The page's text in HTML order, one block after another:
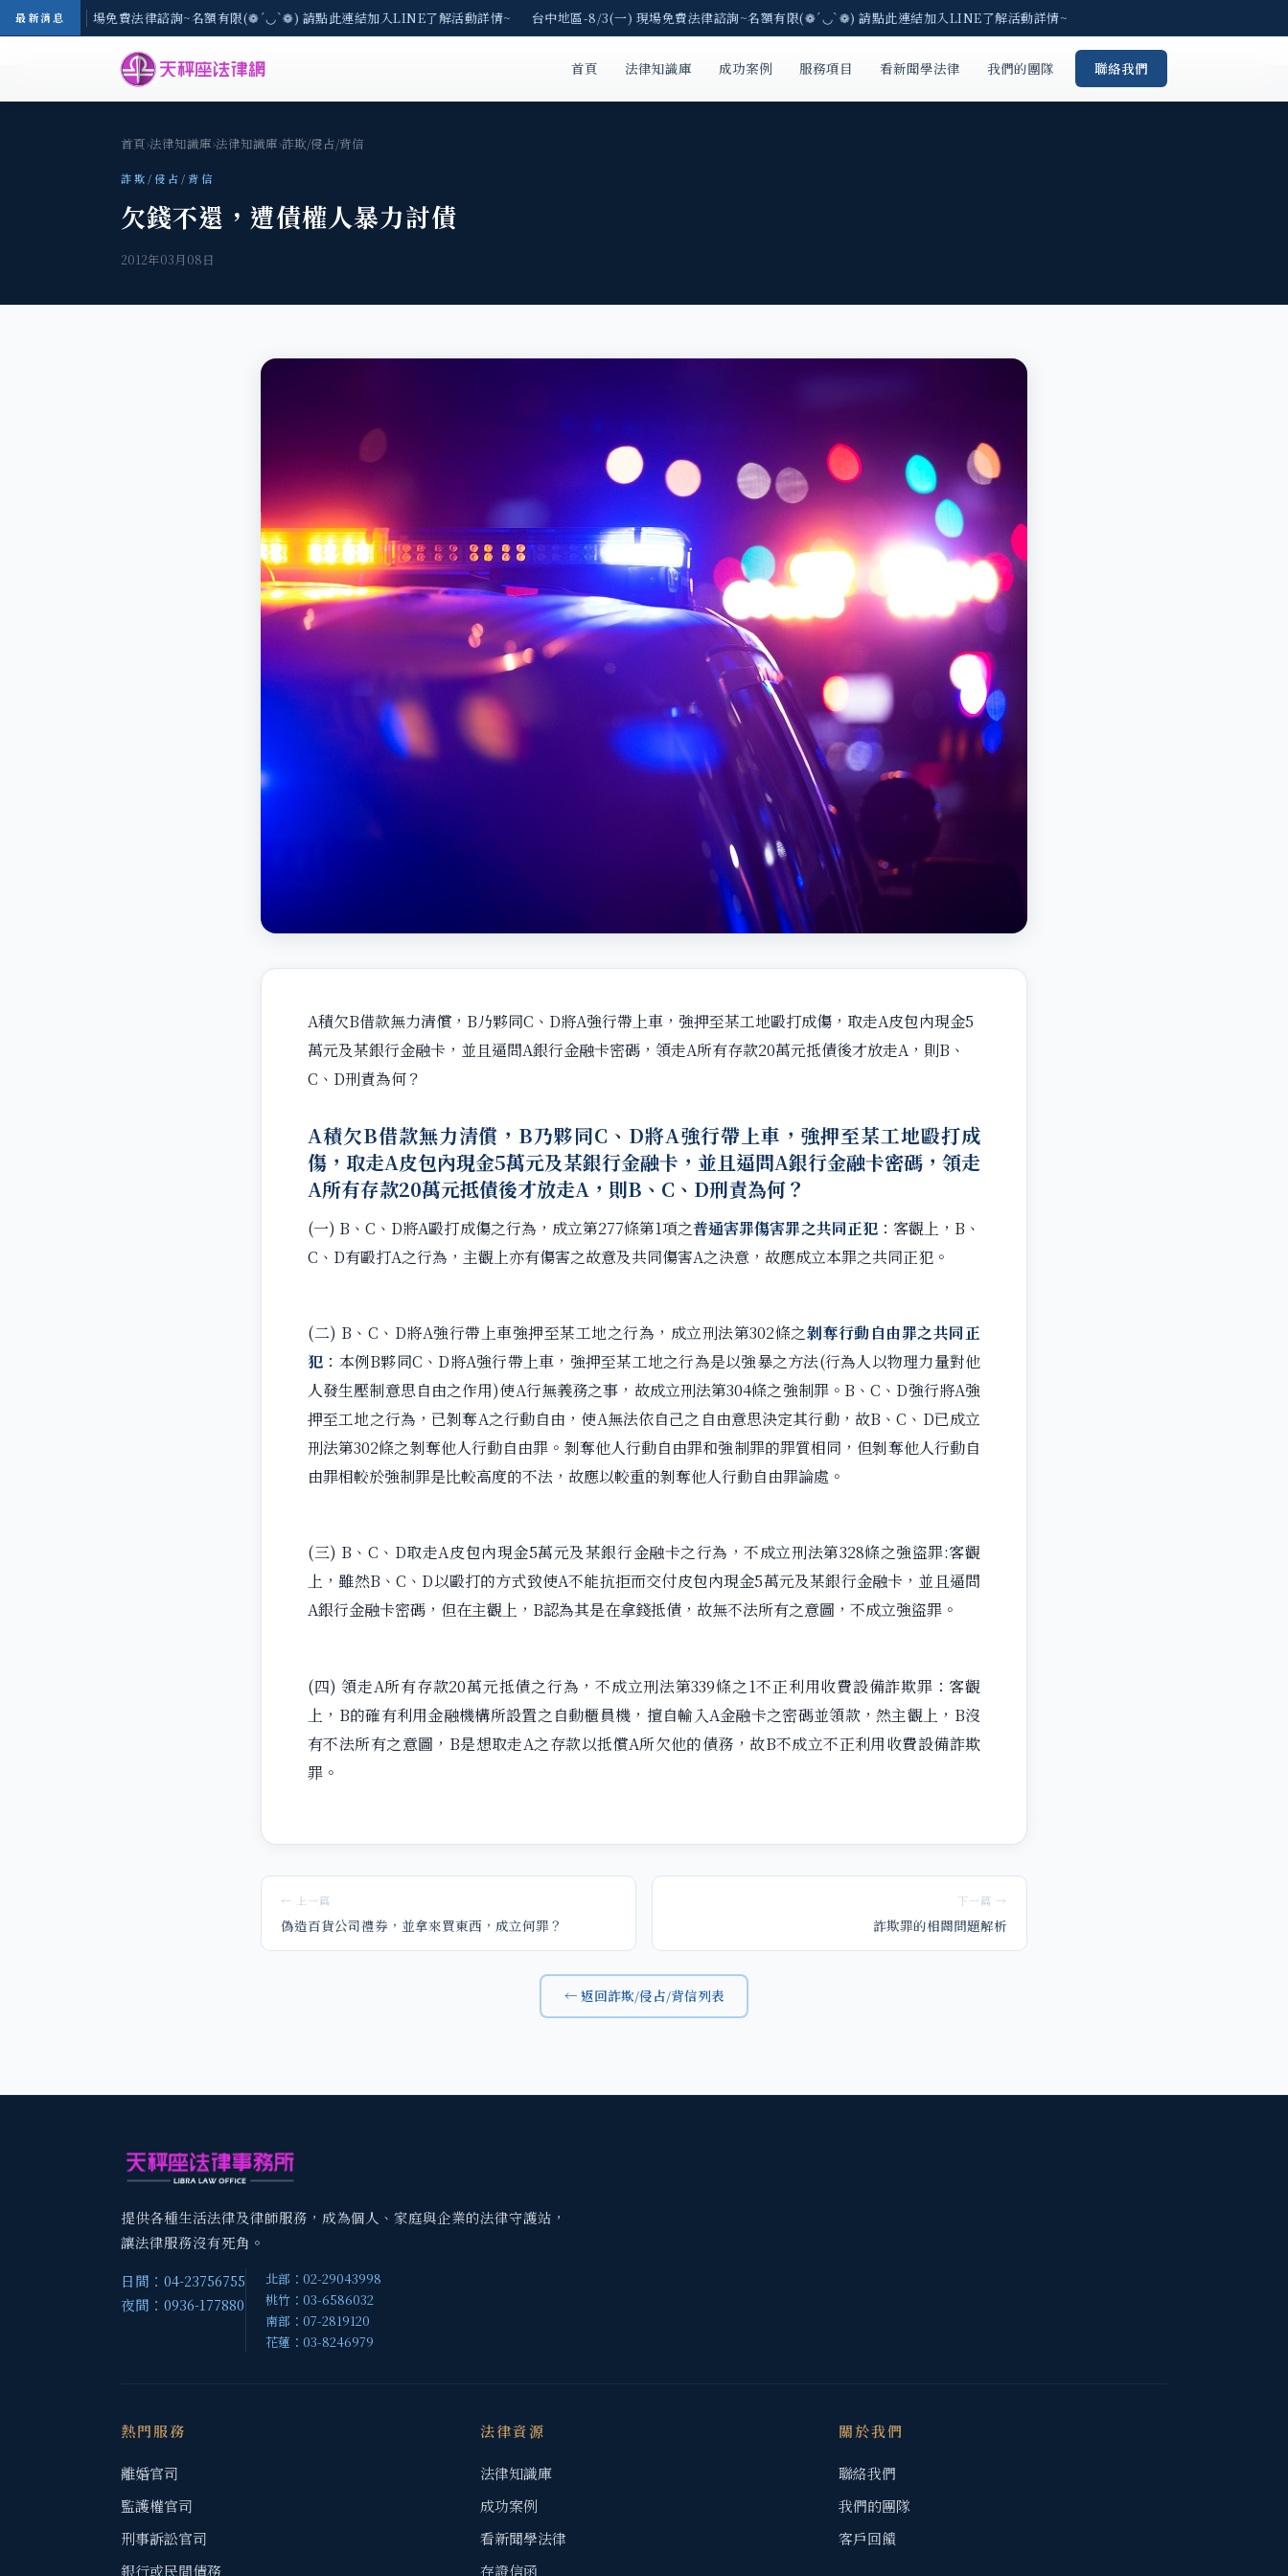
最新消息
-8/3(一) 現場免費法律諮詢~名額有限(❁´◡`❁) 請點此連結加入LINE了解活動詳情~ 台中地區-8/3(一) 現場免費法律諮詢~名額有限(❁´◡`❁) 請點此連結加入LINE了解活動詳情~
首頁 法律知識庫 成功案例 服務項目 看新聞學法律 我們的團隊 聯絡我們
首頁›法律知識庫›法律知識庫›詐欺/侵占/背信
詐欺/侵占/背信
欠錢不還，遭債權人暴力討債
2012年03月08日
A積欠B借款無力清償，B乃夥同C、D將A強行帶上車，強押至某工地毆打成傷，取走A皮包內現金5
萬元及某銀行金融卡，並且逼問A銀行金融卡密碼，領走A所有存款20萬元抵債後才放走A，則B、
C、D刑責為何？
A積欠B借款無力清償，B乃夥同C、D將A強行帶上車，強押至某工地毆打成
傷，取走A皮包內現金5萬元及某銀行金融卡，並且逼問A銀行金融卡密碼，領走
A所有存款20萬元抵債後才放走A，則B、C、D刑責為何？
(一) B、C、D將A毆打成傷之行為，成立第277條第1項之普通害罪傷害罪之共同正犯：客觀上，B、
C、D有毆打A之行為，主觀上亦有傷害之故意及共同傷害A之決意，故應成立本罪之共同正犯。
(二) B、C、D將A強行帶上車強押至某工地之行為，成立刑法第302條之剝奪行動自由罪之共同正
犯 ：本例B夥同C、D將A強行帶上車，強押至某工地之行為是以強暴之方法(行為人以物理力量對他
人發生壓制意思自由之作用)使A行無義務之事，故成立刑法第304條之強制罪。B、C、D強行將A強
押至工地之行為，已剝奪A之行動自由，使A無法依自己之自由意思決定其行動，故B、C、D已成立
刑法第302條之剝奪他人行動自由罪。剝奪他人行動自由罪和強制罪的罪質相同，但剝奪他人行動自
由罪相較於強制罪是比較高度的不法，故應以較重的剝奪他人行動自由罪論處。
(三) B、C、D取走A皮包內現金5萬元及某銀行金融卡之行為，不成立刑法第328條之強盜罪:客觀
上，雖然B、C、D以毆打的方式致使A不能抗拒而交付皮包內現金5萬元及某銀行金融卡，並且逼問
A銀行金融卡密碼，但在主觀上，B認為其是在拿錢抵債，故無不法所有之意圖，不成立強盜罪。
(四) 領走A所有存款20萬元抵債之行為，不成立刑法第339條之1不正利用收費設備詐欺罪：客觀
上，B的確有利用金融機構所設置之自動櫃員機，擅自輸入A金融卡之密碼並領款，然主觀上，B沒
有不法所有之意圖，B是想取走A之存款以抵償A所欠他的債務，故B不成立不正利用收費設備詐欺
罪。
← 上一篇
偽造百貨公司禮券，並拿來買東西，成立何罪？
下一篇 →
詐欺罪的相關問題解析
← 返回詐欺/侵占/背信列表
提供各種生活法律及律師服務，成為個人、家庭與企業的法律守護站，
讓法律服務沒有死角。
日間：04-23756755
夜間：0936-177880
北部：02-29043998
桃竹：03-6586032
南部：07-2819120
花蓮：03-8246979
熱門服務
離婚官司
監護權官司
刑事訴訟官司
銀行或民間債務
法律資源
法律知識庫
成功案例
看新聞學法律
存證信函
關於我們
聯絡我們
我們的團隊
客戶回饋